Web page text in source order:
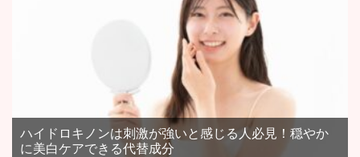
ハイドロキノンは刺激が強いと感じる人必見！穏やか
に美白ケアできる代替成分